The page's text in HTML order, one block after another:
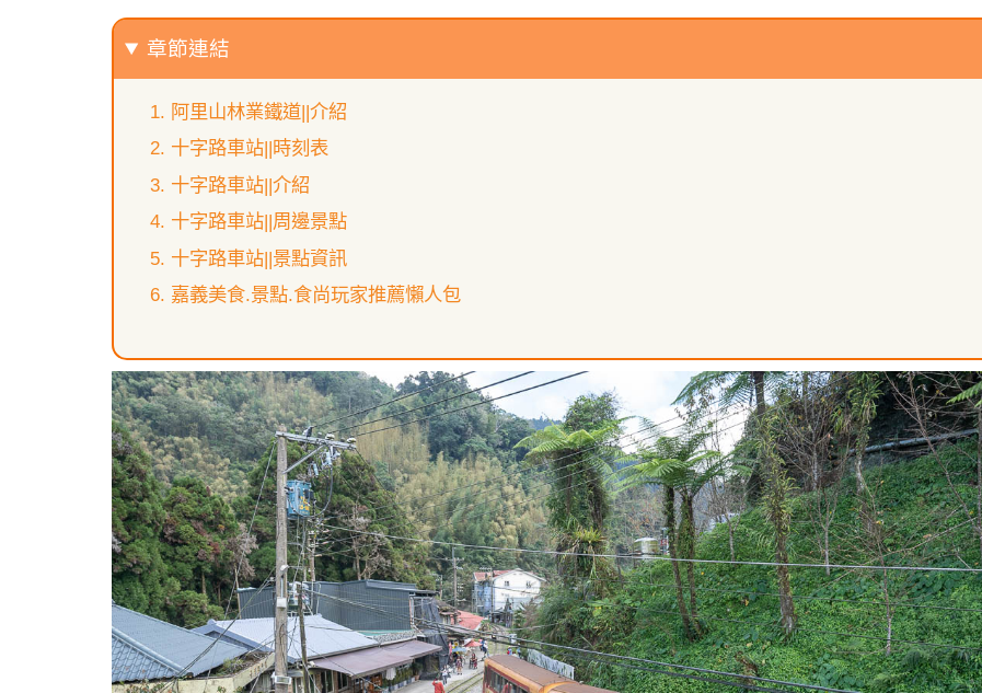
章節連結
阿里山林業鐵道||介紹
十字路車站||時刻表
十字路車站||介紹
十字路車站||周邊景點
十字路車站||景點資訊
嘉義美食.景點.食尚玩家推薦懶人包